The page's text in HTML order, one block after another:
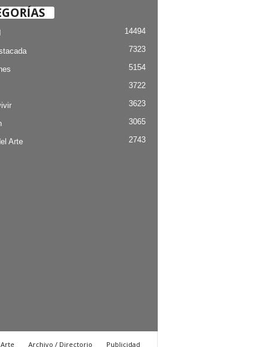
14494
7323
5154
3722
3623
3065
Arte 2743
Archivo / Directorio Publicidad